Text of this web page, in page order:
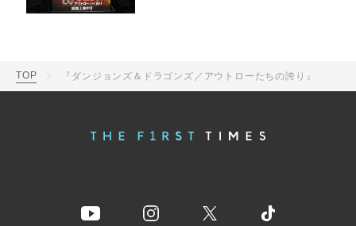
TOP 『ダンジョンズ＆ドラゴンズ／アウトローたちの誇り』